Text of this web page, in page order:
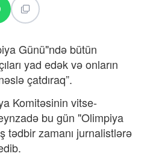
Günü"ndə bütün
yad edək və onların
çatdıraq”.
Komitəsinin vitse-
bu gün "Olimpiya
tədbir zamanı jurnalistlərə